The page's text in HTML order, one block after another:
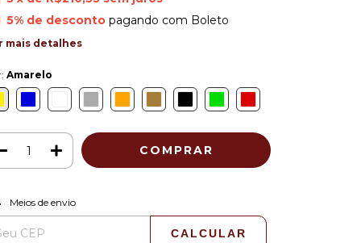
5% de descontopagando com Boleto
mais detalhes
Amarelo
para o CEP:
Meios de envio
CALCULAR